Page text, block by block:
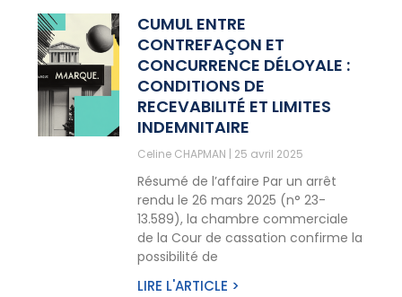
CUMUL ENTRE
CONTREFAÇON ET
CONCURRENCE DÉLOYALE :
CONDITIONS DE
RECEVABILITÉ ET LIMITES
INDEMNITAIRE
Celine CHAPMAN 25 avril 2025
Résumé de l’affaire Par un arrêt
rendu le 26 mars 2025 (n° 23-
13.589), la chambre commerciale
de la Cour de cassation confirme la
possibilité de
LIRE L'ARTICLE >